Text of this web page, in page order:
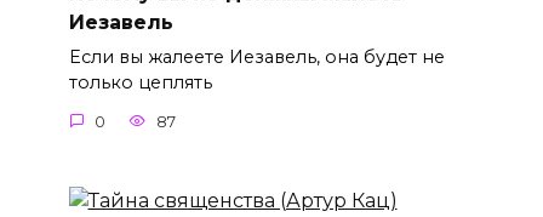
Иезавель
Если вы жалеете Иезавель, она будет не
только цеплять
0 87